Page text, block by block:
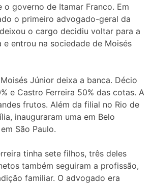
o governo de Itamar Franco. Em
o primeiro advogado-geral da
o cargo decidiu voltar para a
entrou na sociedade de Moisés
Júnior deixa a banca. Décio
e Castro Ferreira 50% das cotas. A
frutos. Além da filial no Rio de
inauguraram uma em Belo
São Paulo.
tinha sete filhos, três deles
também seguiram a profissão,
familiar. O advogado era